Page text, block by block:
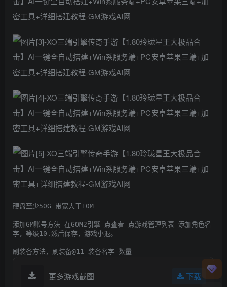
硬盘至少50G 带宽大于10M
添加GM账号方法 在GOM2引擎–点查看–点游戏管理列表–添加角色名
字，等级10.然后保存，游戏小退。
刷装备方法，刷装备@11 装备名字 数量
更多游戏截图 下载